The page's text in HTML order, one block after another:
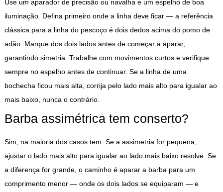
Use um aparador de precisão ou navalha e um espelho de boa
iluminação. Defina primeiro onde a linha deve ficar — a referência
clássica para a linha do pescoço é dois dedos acima do pomo de
adão. Marque dos dois lados antes de começar a aparar,
garantindo simetria. Trabalhe com movimentos curtos e verifique
sempre no espelho antes de continuar. Se a linha de uma
bochecha ficou mais alta, corrija pelo lado mais alto para igualar ao
mais baixo, nunca o contrário.
Barba assimétrica tem conserto?
Sim, na maioria dos casos tem. Se a assimetria for pequena,
ajustar o lado mais alto para igualar ao lado mais baixo resolve. Se
a diferença for grande, o caminho é aparar a barba para um
comprimento menor — onde os dois lados se equiparam — e